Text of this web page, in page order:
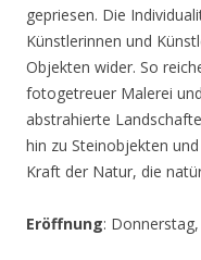
gepriesen. Die
Künstlerinnen und
Objekten wider. So
fotogetreuer Malerei
abstrahierte
hin zu Steinobjekten
Kraft der Natur, die
Eröffnung: